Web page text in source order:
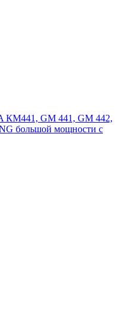
КМ441, GM 441, GM 442,
большой мощности с